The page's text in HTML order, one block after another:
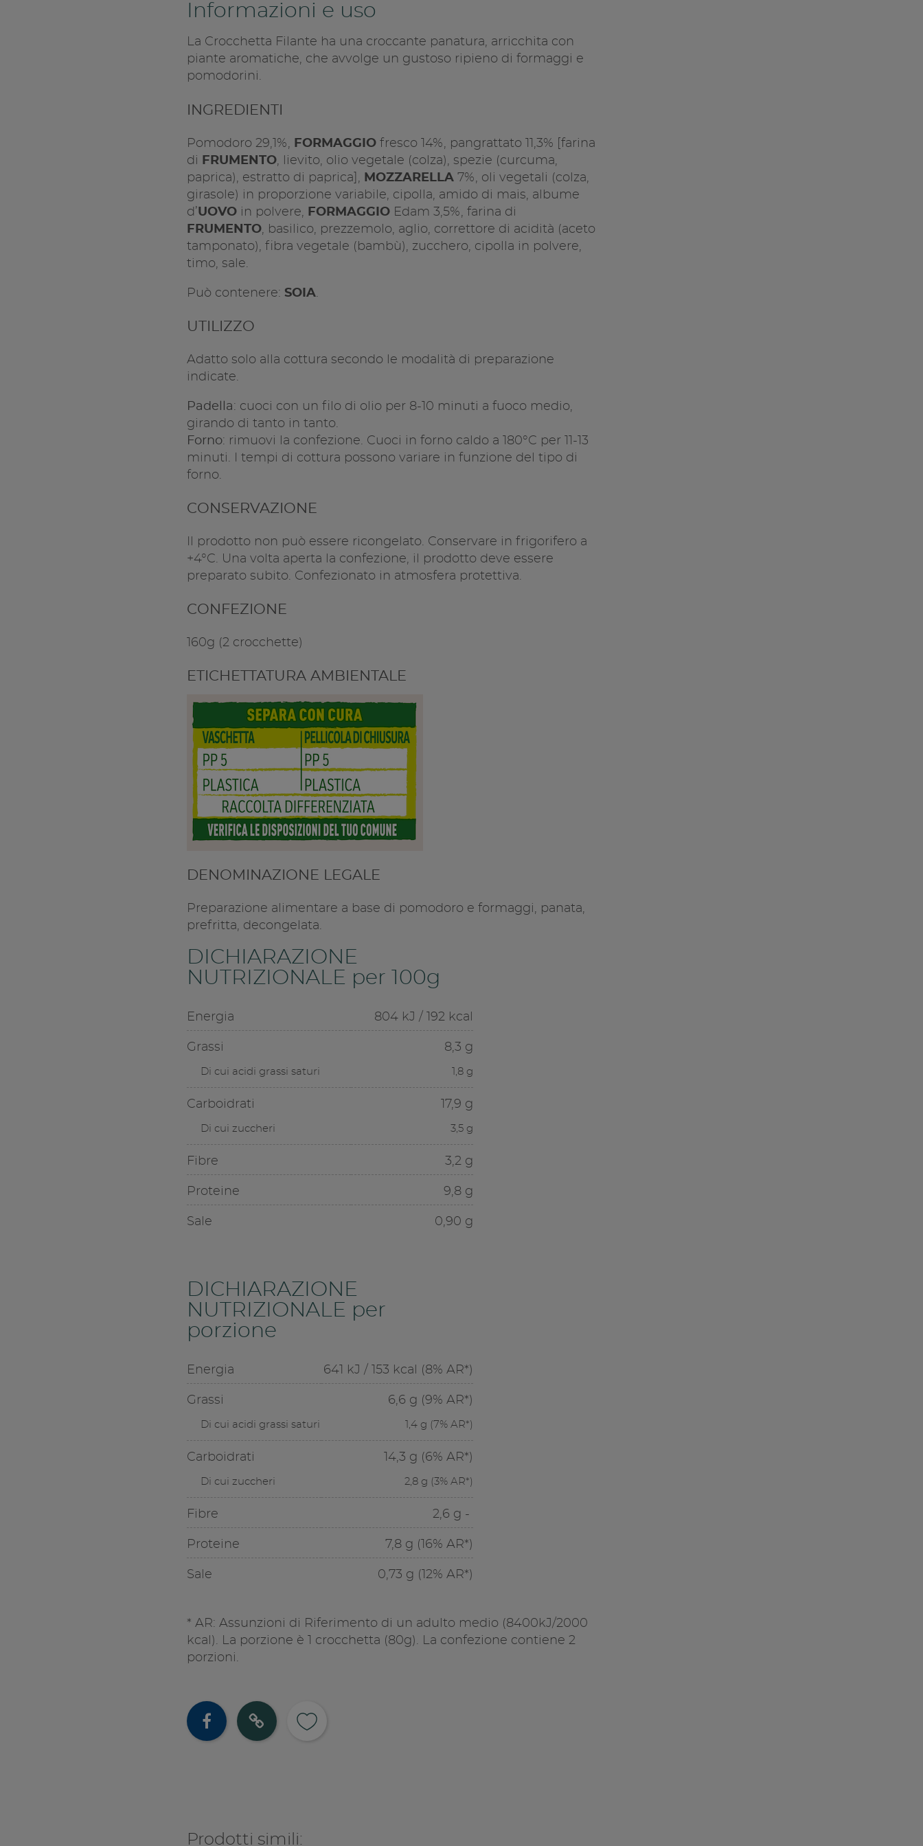
Condividi su facebook
Copia link
Informazioni e uso
La Crocchetta Filante ha una croccante panatura, arricchita con
piante aromatiche, che avvolge un gustoso ripieno di formaggi e
pomodorini.
INGREDIENTI
Pomodoro 29,1%, FORMAGGIOfresco 14%, pangrattato 11,3% [farina
di
FRUMENTO, lievito, olio vegetale (colza), spezie (curcuma,
paprica), estratto di paprica],
MOZZARELLA7%, oli vegetali (colza,
girasole) in proporzione variabile, cipolla, amido di mais, albume
d’UOVOin polvere, FORMAGGIOEdam 3,5%, farina di
FRUMENTO, basilico, prezzemolo, aglio, correttore di acidità (aceto
tamponato), fibra vegetale (bambù), zucchero, cipolla in polvere,
timo, sale.
Può contenere: SOIA.
UTILIZZO
Adatto solo alla cottura secondo le modalità di preparazione
indicate.
Padella: cuoci con un filo di olio per 8-10 minuti a fuoco medio,
girando di tanto in tanto.
Forno: rimuovi la confezione. Cuoci in forno caldo a 180°C per 11-13
minuti. I tempi di cottura possono variare in funzione del tipo di
forno.
CONSERVAZIONE
Il prodotto non può essere ricongelato. Conservare in frigorifero a
+4°C. Una volta aperta la confezione, il prodotto deve essere
preparato subito. Confezionato in atmosfera protettiva.
CONFEZIONE
160g (2 crocchette)
ETICHETTATURA AMBIENTALE
DENOMINAZIONE LEGALE
Preparazione alimentare a base di pomodoro e formaggi, panata,
prefritta, decongelata.
DICHIARAZIONE
NUTRIZIONALE per 100g
Energia 804 kJ / 192 kcal
Grassi 8,3 g
Di cui acidi grassi saturi 1,8 g
Carboidrati 17,9 g
Di cui zuccheri 3,5 g
Fibre 3,2 g
Proteine 9,8 g
Sale 0,90 g
DICHIARAZIONE
NUTRIZIONALE per
porzione
Energia 641 kJ / 153 kcal (8% AR*)
Grassi 6,6 g (9% AR*)
Di cui acidi grassi saturi 1,4 g (7% AR*)
Carboidrati 14,3 g (6% AR*)
Di cui zuccheri 2,8 g (3% AR*)
Fibre 2,6 g -
Proteine 7,8 g (16% AR*)
Sale 0,73 g (12% AR*)
* AR: Assunzioni di Riferimento di un adulto medio (8400kJ/2000
kcal). La porzione è 1 crocchetta (80g). La confezione contiene 2
porzioni.
Condividi su facebook
Prodotti simili: